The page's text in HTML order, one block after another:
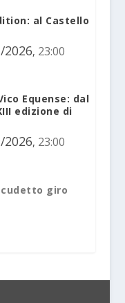
al Castello
2026, 23:00
Equense: dal
edizione di
2026, 23:00
giro